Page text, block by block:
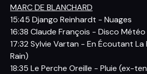
MARC DE BLANCHARD
15:45 Django Reinhardt - Nuages
16:38 Claude François - Disco Météo
17:32 Sylvie Vartan - En Écoutant La
Rain)
18:35 Le Perche Oreille - Pluie (ex-